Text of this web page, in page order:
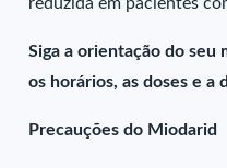
Siga a orientação do seu
os horários, as doses e a
Precauções do Miodarid